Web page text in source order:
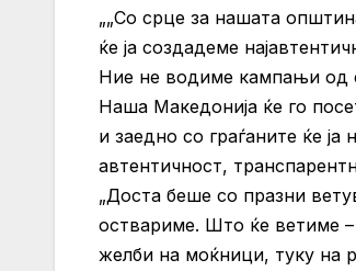
„„Со срце за нашата
ќе ја создадеме
Ние не водиме кампањи од
Наша Македонија ќе го
и заедно со граѓаните ќе
автентичност,
„Доста беше со празни
оствариме. Што ќе ветиме
желби на моќници, туку на